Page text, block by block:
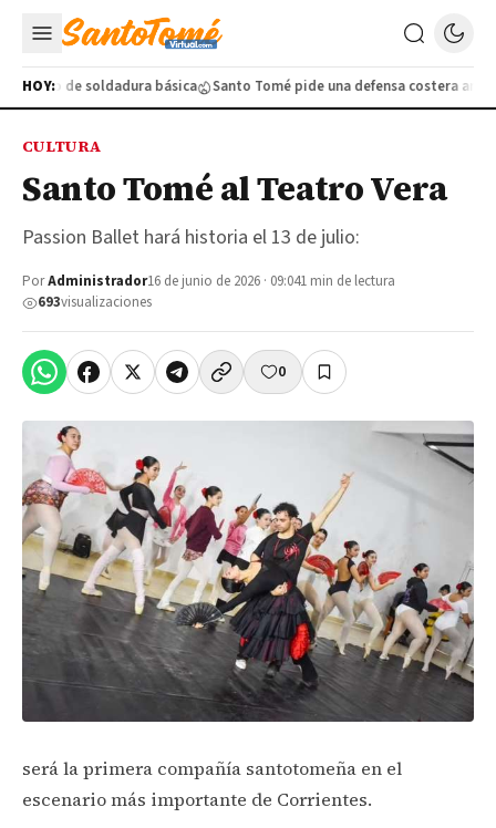
HOY:de soldadura básica Santo Tomé pide una defensa costera ante
CULTURA
Santo Tomé al Teatro Vera
Passion Ballet hará historia el 13 de julio:
PorAdministrador16 de junio de 2026 · 09:041 min de lectura
693visualizaciones
0
será la primera compañía santotomeña en el
escenario más importante de Corrientes.